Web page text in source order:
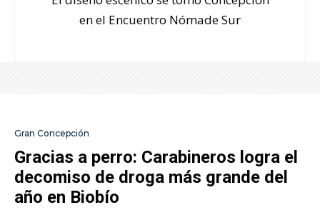
en el Encuentro Nómade Sur
Gran Concepción
Gracias a perro: Carabineros logra el
decomiso de droga más grande del
año en Biobío